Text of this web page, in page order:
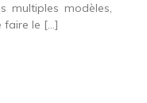
multiples modèles,
faire le […]